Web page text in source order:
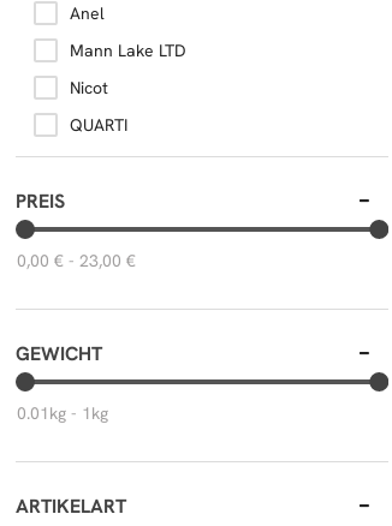
Anel
Mann Lake LTD
Nicot
QUARTI
PREIS
0,00 € - 23,00 €
GEWICHT
0.01kg - 1kg
ARTIKELART